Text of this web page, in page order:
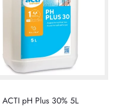
ACTI pH Plus 30% 5L